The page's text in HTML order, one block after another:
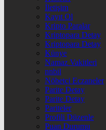
İletişim
Kayıt Ol
Kripto Paralar
Kriptopara Detay
Kriptopara Detay
Künye
Namaz Vakitleri
nnbil
Nöbetçi Eczaneler
Parite Detay
Parite Detay
Pariteler
Profili Düzenle
Puan Durumu